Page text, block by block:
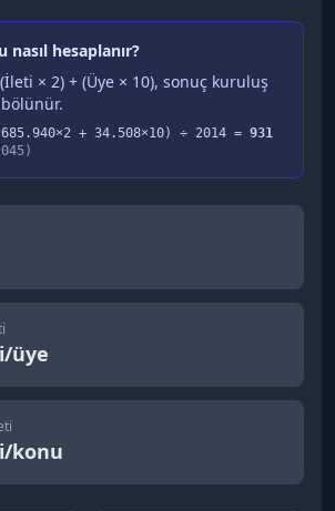
nasıl hesaplanır?
× 2) + (Üye × 10), sonuç kuruluş
685.940×2 + 34.508×10) ÷ 2014 = 931
)
üye
konu